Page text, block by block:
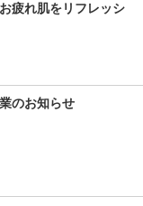
疲れ肌をリフレッシ
のお知らせ